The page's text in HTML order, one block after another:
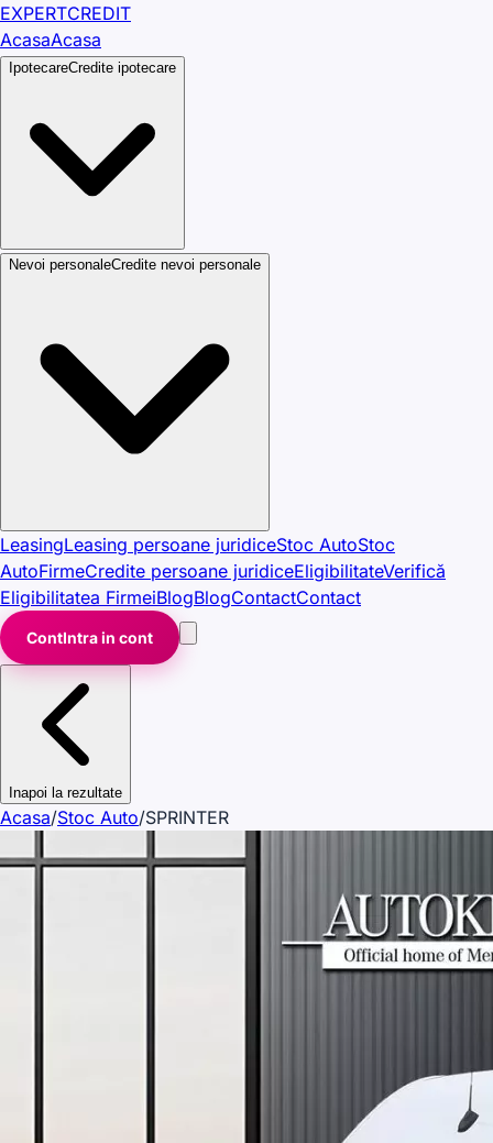
EXPERTCREDIT
AcasaAcasa
IpotecareCredite ipotecare
Nevoi personaleCredite nevoi personale
LeasingLeasing persoane juridiceStoc AutoStoc
AutoFirmeCredite persoane juridiceEligibilitateVerifică
Eligibilitatea FirmeiBlogBlogContactContact
ContIntra in cont
Inapoi la rezultate
Acasa/Stoc Auto/SPRINTER